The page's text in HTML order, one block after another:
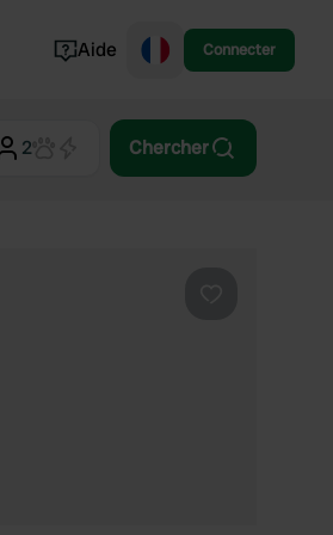
Aide Connecter
2 Chercher